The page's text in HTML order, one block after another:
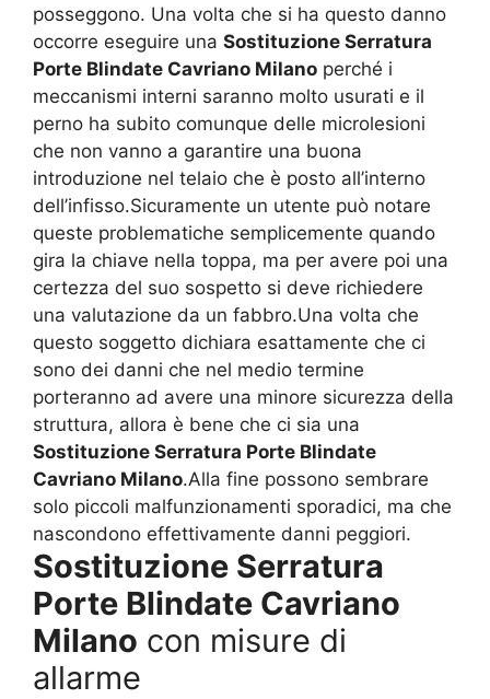
posseggono. Una volta che si ha questo danno
occorre eseguire una Sostituzione Serratura
Porte Blindate Cavriano Milano perché i
meccanismi interni saranno molto usurati e il
perno ha subito comunque delle microlesioni
che non vanno a garantire una buona
introduzione nel telaio che è posto all’interno
dell’infisso.Sicuramente un utente può notare
queste problematiche semplicemente quando
gira la chiave nella toppa, ma per avere poi una
certezza del suo sospetto si deve richiedere
una valutazione da un fabbro.Una volta che
questo soggetto dichiara esattamente che ci
sono dei danni che nel medio termine
porteranno ad avere una minore sicurezza della
struttura, allora è bene che ci sia una
Sostituzione Serratura Porte Blindate
Cavriano Milano.Alla fine possono sembrare
solo piccoli malfunzionamenti sporadici, ma che
nascondono effettivamente danni peggiori.
Sostituzione Serratura
Porte Blindate Cavriano
Milano con misure di
allarme